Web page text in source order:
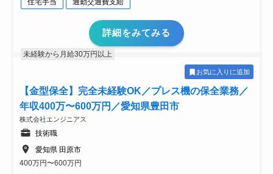
詳細をみてみる
未経験から月給30万円以上
お気に入りに追加
【金型保全】完全未経験OK／プレス機の保全業務／
年収400万〜600万円／愛知県豊田市
株式会社エンジニアス
技術職
愛知県 田原市
400万円〜600万円